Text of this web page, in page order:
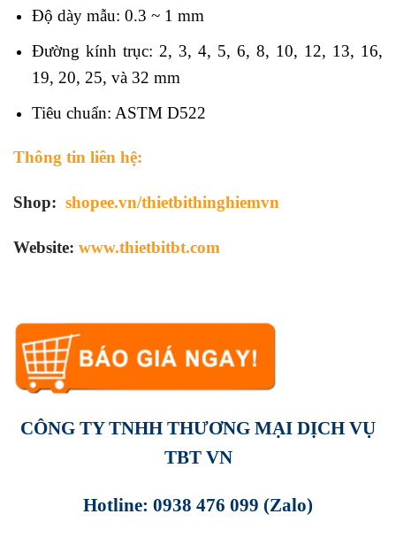
Độ dày mẫu: 0.3 ~ 1 mm
Đường kính trục: 2, 3, 4, 5, 6, 8, 10, 12, 13, 16,
19, 20, 25, và 32 mm
Tiêu chuẩn: ASTM D522
Thông tin liên hệ:
Shop: shopee.vn/thietbithinghiemvn
Website: www.thietbitbt.com
CÔNG TY TNHH THƯƠNG MẠI DỊCH VỤ
TBT VN
Hotline: 0938 476 099 (Zalo)